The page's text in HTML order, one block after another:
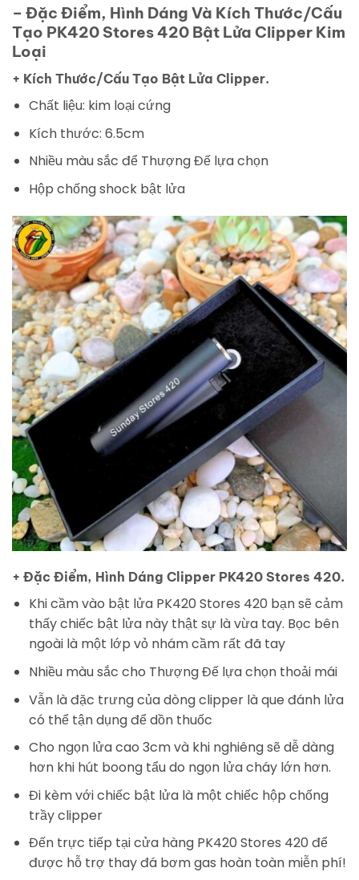
– Đặc Điểm, Hình Dáng Và Kích Thước/Cấu
Tạo PK420 Stores 420 Bật Lửa Clipper Kim
Loại
+ Kích Thước/Cấu Tạo Bật Lửa Clipper.
Chất liệu: kim loại cứng
Kích thước: 6.5cm
Nhiều màu sắc để Thượng Đế lựa chọn
Hộp chống shock bật lửa
+ Đặc Điểm, Hình Dáng Clipper PK420 Stores 420.
Khi cầm vào bật lửa PK420 Stores 420 bạn sẽ cảm
thấy chiếc bật lửa này thật sự là vừa tay. Bọc bên
ngoài là một lớp vỏ nhám cầm rất đã tay
Nhiều màu sắc cho Thượng Đế lựa chọn thoải mái
Vẫn là đặc trưng của dòng clipper là que đánh lửa
có thể tận dụng để dồn thuốc
Cho ngọn lửa cao 3cm và khi nghiêng sẽ dễ dàng
hơn khi hút boong tẩu do ngọn lửa cháy lớn hơn.
Đi kèm với chiếc bật lửa là một chiếc hộp chống
trầy clipper
Đến trực tiếp tại cửa hàng PK420 Stores 420 để
được hỗ trợ thay đá bơm gas hoàn toàn miễn phí!